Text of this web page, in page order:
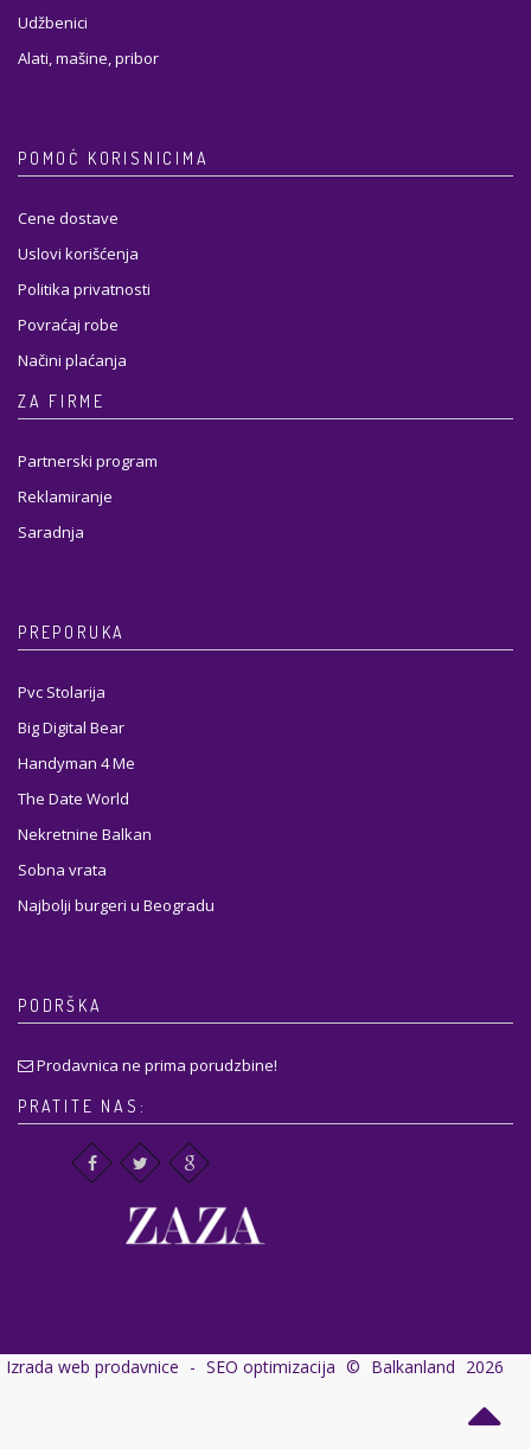
Udžbenici
Alati, mašine, pribor
POMOĆ KORISNICIMA
Cene dostave
Uslovi korišćenja
Politika privatnosti
Povraćaj robe
Načini plaćanja
ZA FIRME
Partnerski program
Reklamiranje
Saradnja
PREPORUKA
Pvc Stolarija
Big Digital Bear
Handyman 4 Me
The Date World
Nekretnine Balkan
Sobna vrata
Najbolji burgeri u Beogradu
PODRŠKA
Prodavnica ne prima porudzbine!
PRATITE NAS:
Izrada web prodavnice - SEO optimizacija © Balkanland 2026